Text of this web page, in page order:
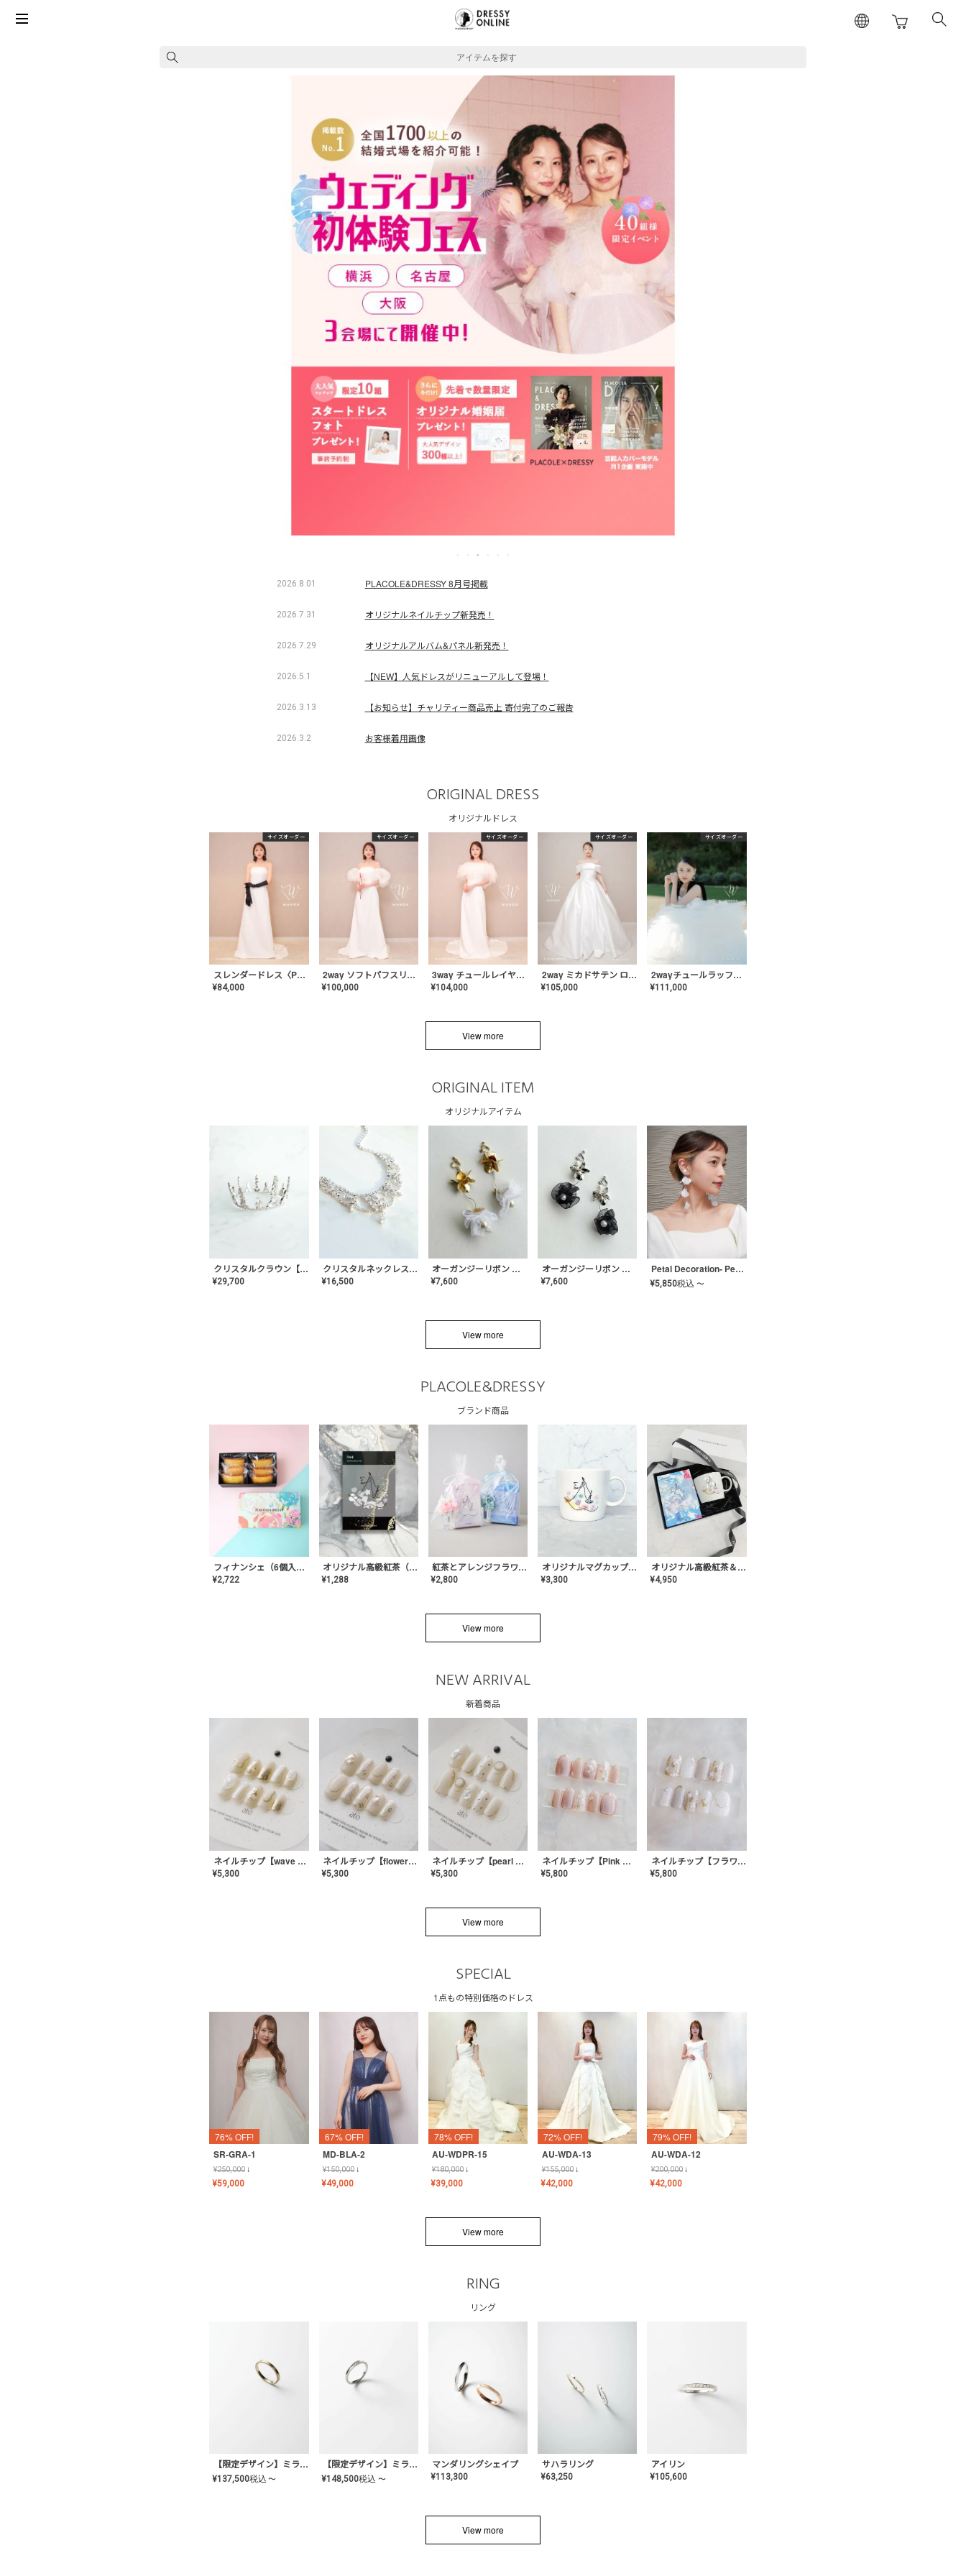
アイテムを探す
2026.8.01 PLACOLE&DRESSY 8月号掲載
2026.7.31 オリジナルネイルチップ新発売！
2026.7.29 オリジナルアルバム&パネル新発売！
2026.5.1 【NEW】人気ドレスがリニューアルして登場！
2026.3.13 【お知らせ】チャリティー商品売上 寄付完了のご報告
2026.3.2 お客様着用画像
ORIGINAL DRESS
オリジナルドレス
サイズオーダー
スレンダードレス〈PD-WDOR-2110〉
¥84,000
サイズオーダー
2way ソフトパフスリーブ スレンダードレス〈PD-WDOR-2112〉
¥100,000
サイズオーダー
3way チュールレイヤーオフショルダー スレンダードレス〈PD-WDOR-2111〉
¥104,000
サイズオーダー
2way ミカドサテン ロールカラードレス〈PD-WDOR-511〉
¥105,000
サイズオーダー
2wayチュールラッフルドレス〈PD-WDOR-341〉
¥111,000
View more
ORIGINAL ITEM
オリジナルアイテム
クリスタルクラウン【MA-COHD-01】韓国風クラウン/ウェディングクラウン/ティアラ
¥29,700
クリスタルネックレス-Lace【MA-CONL-02】
¥16,500
オーガンジーリボン バレリーナイヤリング&ピアス【White】〈PV-COER-12〉
¥7,600
オーガンジーリボン バレリーナイヤリング&ピアス【Black】〈PV-COER-11〉
¥7,600
Petal Decoration- Pearl【JA-COER-3】
¥5,850税込 〜
View more
PLACOLE&DRESSY
ブランド商品
フィナンシェ（6個入り）
¥2,722
オリジナル高級紅茶（TIME/タイム）【ギフト/プチギフト/プレゼント/内祝い/結婚式/オリジナル配合/高品質/ハーブティー/茶葉/記念日/お返し/手土産/美容/おしゃれ】
¥1,288
紅茶とアレンジフラワーのセット
¥2,800
オリジナルマグカップ【AT-TW-03】ギフトセット有/プレゼント/内祝い/結婚式/ペア/食器/テーブルウェア/記念日/お返し/特別/高級/おしゃれ
¥3,300
オリジナル高級紅茶＆マグカップ ギフト【AT-GF-02】ギフトセット/プレゼント/内祝い/結婚式/ハーブティー/高品質/マグカップ/食器/記念日/お返し/手土産/美容/おしゃれ
¥4,950
View more
NEW ARRIVAL
新着商品
ネイルチップ【wave mirror】AE-CONA-04
¥5,300
ネイルチップ【flower shell】AE-CONA-03
¥5,300
ネイルチップ【pearl bijou】AE-CONA-02
¥5,300
ネイルチップ【Pink Glow Nail】MK-CONA-04
¥5,800
ネイルチップ【フラワーシフォンネイル】MK-CONA-03
¥5,800
View more
SPECIAL
1点もの特別価格のドレス
76% OFF!
SR-GRA-1
¥250,000↓
¥59,000
67% OFF!
MD-BLA-2
¥150,000↓
¥49,000
78% OFF!
AU-WDPR-15
¥180,000↓
¥39,000
72% OFF!
AU-WDA-13
¥155,000↓
¥42,000
79% OFF!
AU-WDA-12
¥200,000↓
¥42,000
View more
RING
リング
【限定デザイン】ミライ(mill-ai)リング
¥137,500税込 〜
【限定デザイン】ミライ(mill-ai)リング
¥148,500税込 〜
マンダリングシェイプ
¥113,300
サハラリング
¥63,250
アイリン
¥105,600
View more